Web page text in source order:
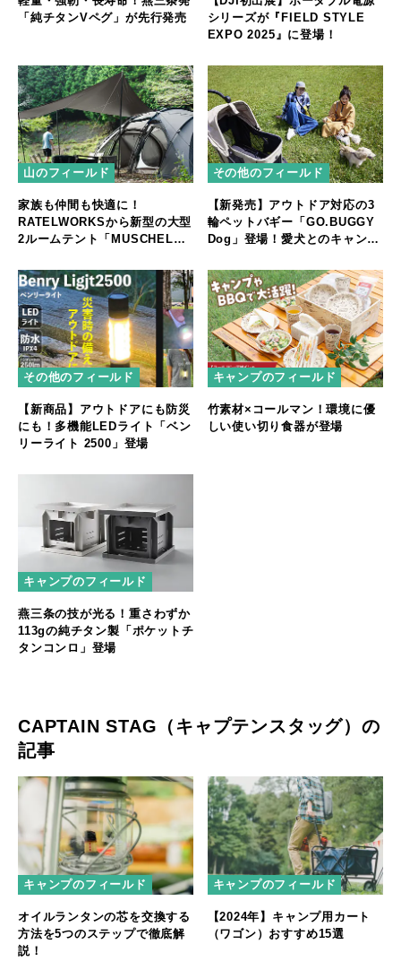
「純チタンVペグ」が先行発売
シリーズが『FIELD STYLE
EXPO 2025』に登場！
山のフィールド
家族も仲間も快適に！
RATELWORKSから新型の大型
2ルームテント「MUSCHEL」
その他のフィールド
【新発売】アウトドア対応の3
輪ペットバギー「GO.BUGGY
Dog」登場！愛犬とのキャンプ
その他のフィールド
【新商品】アウトドアにも防災
にも！多機能LEDライト「ベン
リーライト 2500」登場
キャンプのフィールド
竹素材×コールマン！環境に優
しい使い切り食器が登場
キャンプのフィールド
燕三条の技が光る！重さわずか
113gの純チタン製「ポケットチ
タンコンロ」登場
CAPTAIN STAG（キャプテンスタッグ）の
記事
キャンプのフィールド
オイルランタンの芯を交換する
方法を5つのステップで徹底解
説！
キャンプのフィールド
【2024年】キャンプ用カート
（ワゴン）おすすめ15選